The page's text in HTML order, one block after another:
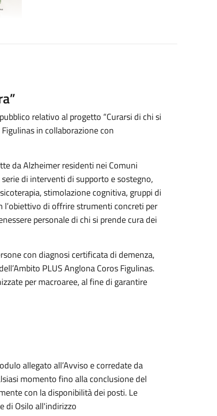
relativo al progetto “Curarsi di chi si
in collaborazione con
da Alzheimer residenti nei Comuni
di interventi di supporto e sostegno,
stimolazione cognitiva, gruppi di
di offrire strumenti concreti per
personale di chi si prende cura dei
con diagnosi certificata di demenza,
PLUS Anglona Coros Figulinas.
per macroaree, al fine di garantire
allegato all’Avviso e corredate da
momento fino alla conclusione del
con la disponibilità dei posti. Le
di Osilo all'indirizzo